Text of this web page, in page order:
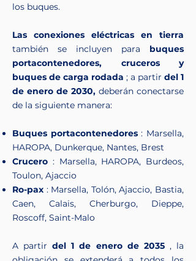
los buques.
Las conexiones eléctricas en tierra
también se incluyen para buques
portacontenedores, cruceros y
buques de carga rodada ; a partir del 1
de enero de 2030, deberán conectarse
de la siguiente manera:
Buques portacontenedores: Marsella,
HAROPA, Dunkerque, Nantes, Brest
Crucero : Marsella, HAROPA, Burdeos,
Toulon, Ajaccio
Ro-pax : Marsella, Tolón, Ajaccio, Bastia,
Caen, Calais, Cherburgo, Dieppe,
Roscoff, Saint-Malo
A partirdel 1 de enero de 2035, la